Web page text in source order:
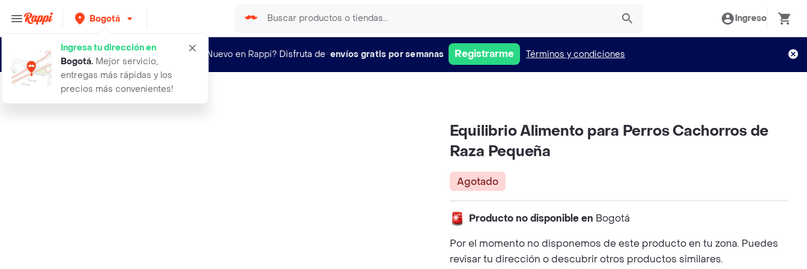
Bogotá
Ingresa tu dirección en
Bogotá. Mejor servicio,
entregas más rápidas y los
precios más convenientes!
Ingreso
¿Nuevo en Rappi? Disfruta de envíos gratis por semanas Registrarme Términos y condiciones
equilibrio alimento para perros cac
Equilibrio Alimento para Perros Cachorros de
Raza Pequeña
Agotado
Producto no disponible en Bogotá
Por el momento no disponemos de este producto en tu zona. Puedes
revisar tu dirección o descubrir otros productos similares.